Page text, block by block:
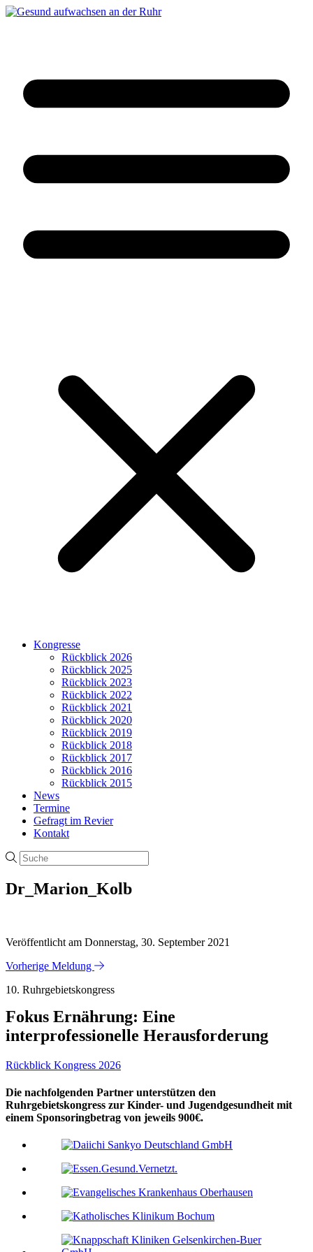
Kongresse
Rückblick 2026
Rückblick 2025
Rückblick 2023
Rückblick 2022
Rückblick 2021
Rückblick 2020
Rückblick 2019
Rückblick 2018
Rückblick 2017
Rückblick 2016
Rückblick 2015
News
Termine
Gefragt im Revier
Kontakt
Dr_Marion_Kolb
Veröffentlicht am Donnerstag, 30. September 2021
Vorherige Meldung
10. Ruhrgebietskongress
Fokus Ernährung: Eine
interprofessionelle Herausforderung
Rückblick Kongress 2026
Die nachfolgenden Partner unterstützen den
Ruhrgebietskongress zur Kinder- und Jugendgesundheit mit
einem Sponsoringbetrag von jeweils 900€.